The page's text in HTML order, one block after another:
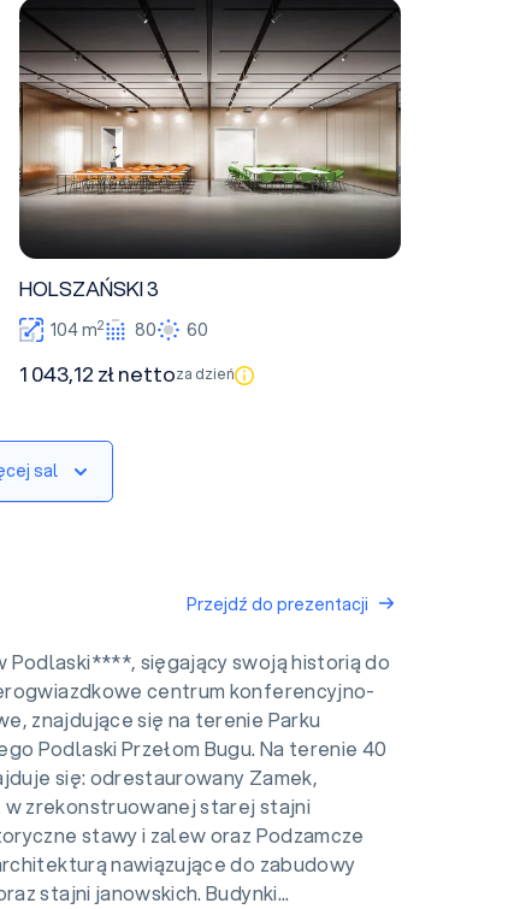
HOLSZAŃSKI 3
HOLSZAŃSKI 3
104 m2 80 60
1 043,12 zł nettoza dzień
sal
Przejdź do prezentacji
Podlaski****, sięgający swoją historią do
centrum konferencyjno-
znajdujące się na terenie Parku
Podlaski Przełom Bugu. Na terenie 40
się: odrestaurowany Zamek,
w zrekonstruowanej starej stajni
stawy i zalew oraz Podzamcze
nawiązujące do zabudowy
stajni janowskich. Budynki...